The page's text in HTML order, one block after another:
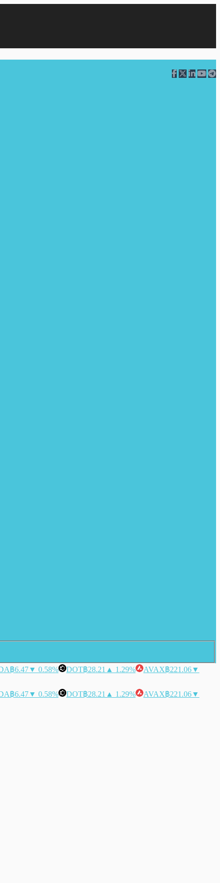
฿6.47▼ 0.58% DOT฿28.21 ▲ 1.29% AVAX฿221.06▼
฿6.47▼ 0.58% DOT฿28.21 ▲ 1.29% AVAX฿221.06▼